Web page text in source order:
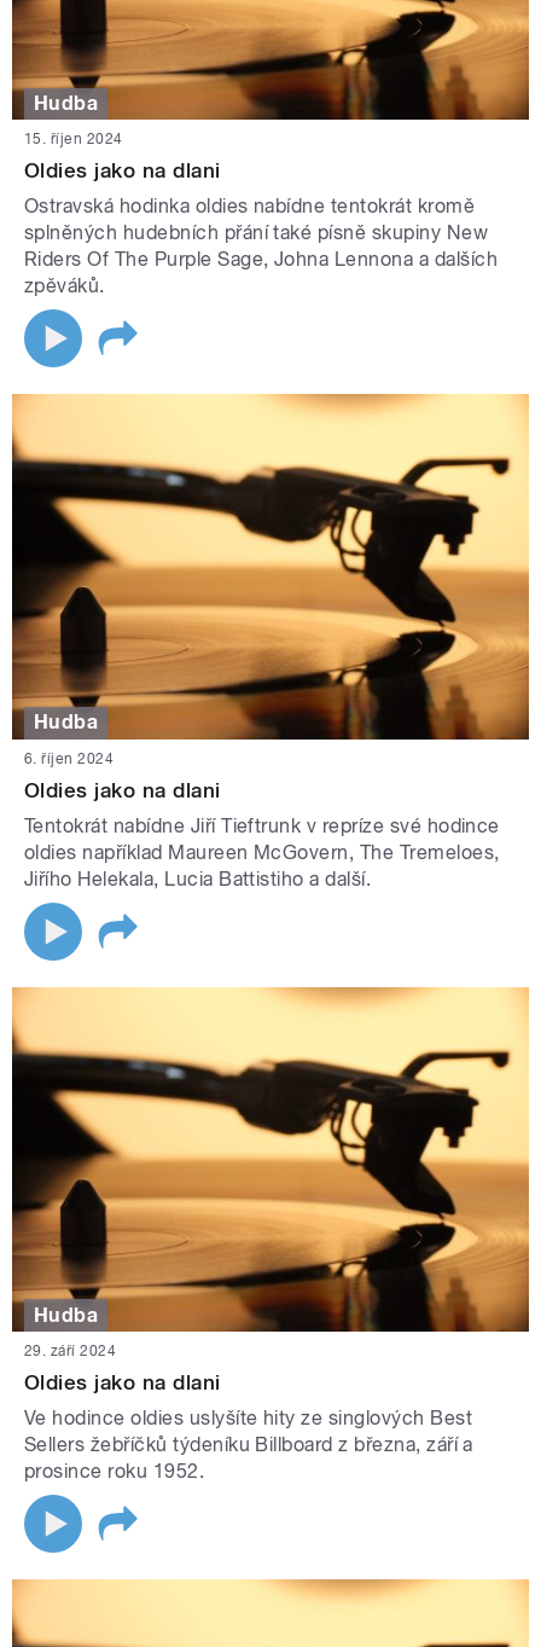
Hudba
15. říjen 2024
Oldies jako na dlani
Ostravská hodinka oldies nabídne tentokrát kromě
splněných hudebních přání také písně skupiny New
Riders Of The Purple Sage, Johna Lennona a dalších
zpěváků.
Hudba
6. říjen 2024
Oldies jako na dlani
Tentokrát nabídne Jiří Tieftrunk v repríze své hodince
oldies například Maureen McGovern, The Tremeloes,
Jiřího Helekala, Lucia Battistiho a další.
Hudba
29. září 2024
Oldies jako na dlani
Ve hodince oldies uslyšíte hity ze singlových Best
Sellers žebříčků týdeníku Billboard z března, září a
prosince roku 1952.